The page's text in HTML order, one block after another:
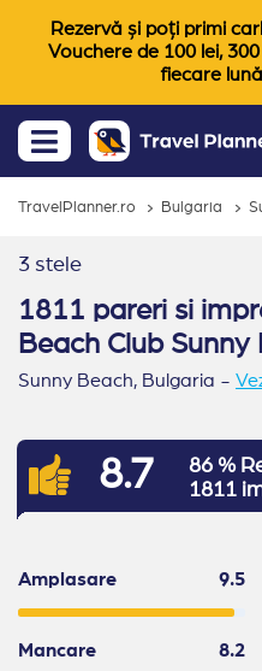
Rezervă și poți primi
Vouchere de 100 lei,
fiecare
TravelPlanner.ro Bulgaria
3 stele
1811 pareri si
Beach Club
Sunny Beach, Bulgaria -
8.7
86 %
1811
Amplasare 9.5
Mancare 8.2